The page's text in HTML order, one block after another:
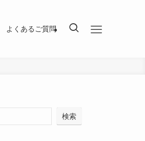
よくあるご質問
検索